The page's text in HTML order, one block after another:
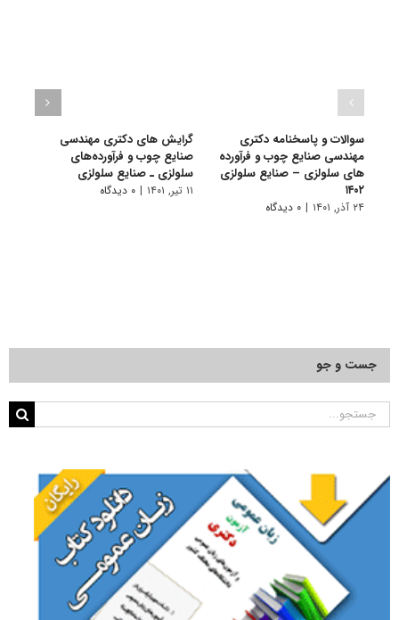
سوالات و پاسخنامه دکتری
مهندسی صنایع چوب و فرآورده
های سلولزی – صنایع سلولزی
۱۴۰۲
۲۴ آذر, ۱۴۰۱ | ۰ دیدگاه
گرایش های دکتری ﻣﻬﻨﺪسی
صنایع چوب و فرآورده‌های
سلولزی ـ صنایع سلولزی
۱۱ تیر, ۱۴۰۱ | ۰ دیدگاه
جست و جو
جستجو